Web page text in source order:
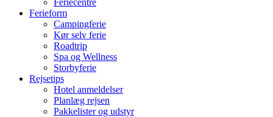
Feriecentre
Ferieform
Campingferie
Kør selv ferie
Roadtrip
Spa og Wellness
Storbyferie
Rejsetips
Hotel anmeldelser
Planlæg rejsen
Pakkelister og udstyr